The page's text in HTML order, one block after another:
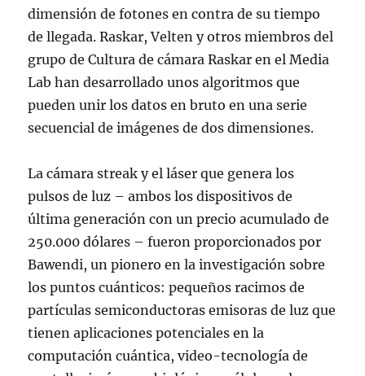
dimensión de fotones en contra de su tiempo
de llegada. Raskar, Velten y otros miembros del
grupo de Cultura de cámara Raskar en el Media
Lab han desarrollado unos algoritmos que
pueden unir los datos en bruto en una serie
secuencial de imágenes de dos dimensiones.
La cámara streak y el láser que genera los
pulsos de luz – ambos los dispositivos de
última generación con un precio acumulado de
250.000 dólares – fueron proporcionados por
Bawendi, un pionero en la investigación sobre
los puntos cuánticos: pequeños racimos de
partículas semiconductoras emisoras de luz que
tienen aplicaciones potenciales en la
computación cuántica, video-tecnología de